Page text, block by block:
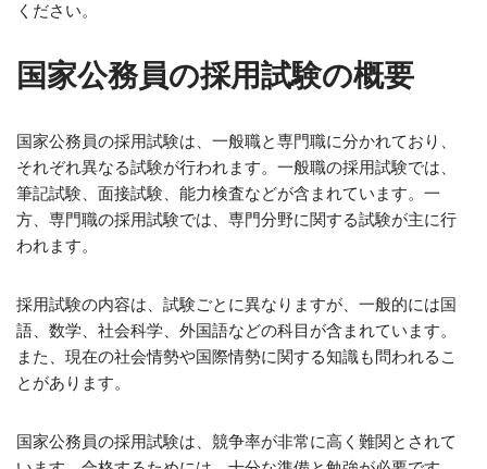
ください。
国家公務員の採用試験の概要
国家公務員の採用試験は、一般職と専門職に分かれており、
それぞれ異なる試験が行われます。一般職の採用試験では、
筆記試験、面接試験、能力検査などが含まれています。一
方、専門職の採用試験では、専門分野に関する試験が主に行
われます。
採用試験の内容は、試験ごとに異なりますが、一般的には国
語、数学、社会科学、外国語などの科目が含まれています。
また、現在の社会情勢や国際情勢に関する知識も問われるこ
とがあります。
国家公務員の採用試験は、競争率が非常に高く難関とされて